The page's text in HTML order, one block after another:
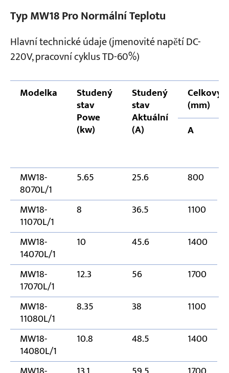
Typ MW18 Pro Normální Teplotu
Hlavní technické údaje (jmenovité napětí DC-
220V, pracovní cyklus TD-60%)
Modelka Studený
stav
Powe
(kw)
Studený
stav
Aktuální
(A)
Celkový
(mm)
A
MW18-
8070L/1
5.65 25.6 800
MW18-
11070L/1
8 36.5 1100
MW18-
14070L/1
10 45.6 1400
MW18-
17070L/1
12.3 56 1700
MW18-
11080L/1
8.35 38 1100
MW18-
14080L/1
10.8 48.5 1400